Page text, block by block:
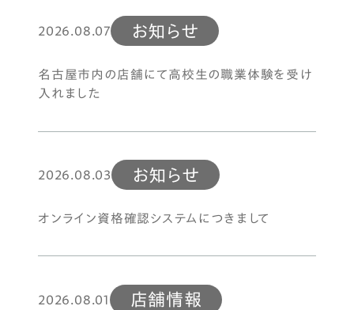
2026.08.07 お知らせ
名古屋市内の店舗にて高校生の職業体験を受け
入れました
2026.08.03 お知らせ
オンライン資格確認システムにつきまして
2026.08.01 店舗情報